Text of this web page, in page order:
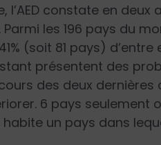
l’AED constate en
les 196 pays du
(soit 81 pays)
présentent des
des deux dernières
6 pays seulement
un pays dans